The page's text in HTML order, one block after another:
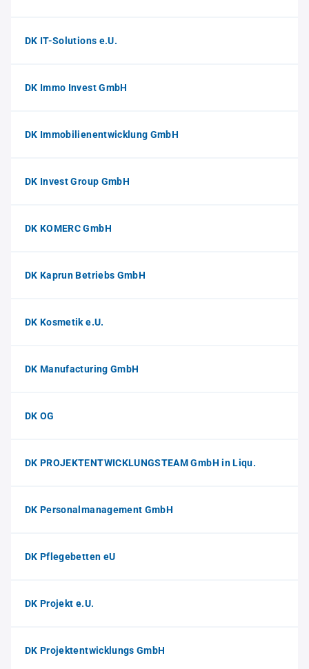
DK IT-Solutions e.U.
DK Immo Invest GmbH
DK Immobilienentwicklung GmbH
DK Invest Group GmbH
DK KOMERC GmbH
DK Kaprun Betriebs GmbH
DK Kosmetik e.U.
DK Manufacturing GmbH
DK OG
DK PROJEKTENTWICKLUNGSTEAM GmbH in Liqu.
DK Personalmanagement GmbH
DK Pflegebetten eU
DK Projekt e.U.
DK Projektentwicklungs GmbH